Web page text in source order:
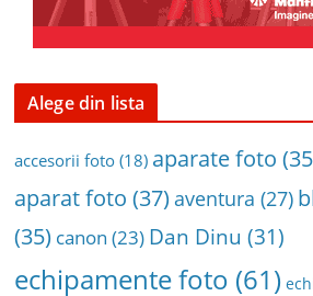
Alege din lista
accesorii foto (18) aparate foto
aparat foto (37) aventura (27)
(35) canon (23) Dan Dinu (31)
echipamente foto (61)